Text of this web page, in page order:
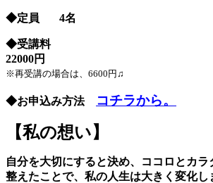
◆定員 4名
◆受講料
22000円
※再受講の場合は、6600円♫
◆お申込み方法 コチラから。
【私の想い】
自分を大切にすると決め、ココロとカラ
整えたことで、私の人生は大きく変化し